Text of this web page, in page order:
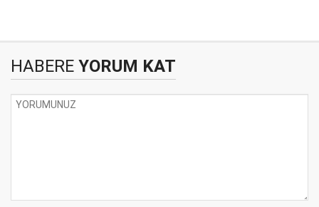
HABERE YORUM KAT